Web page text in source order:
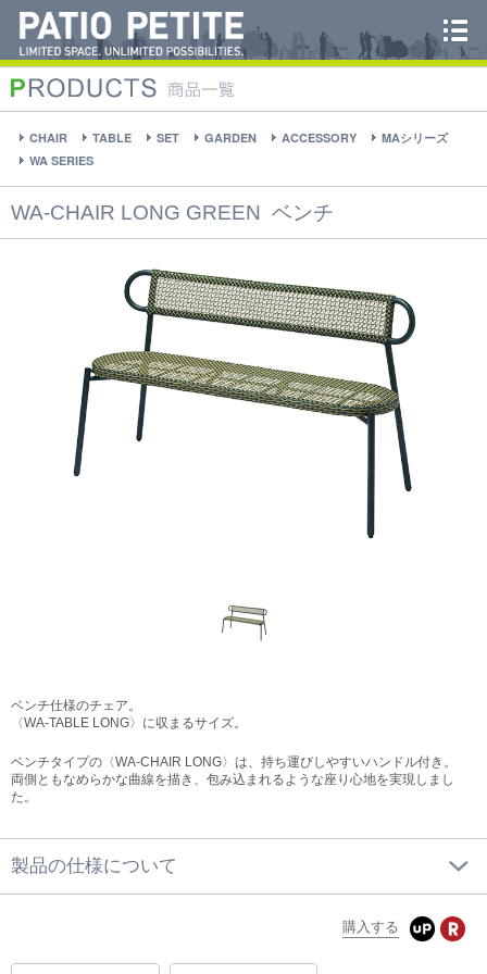
CHAIR TABLE SET GARDEN ACCESSORY
MAシリーズ
WA SERIES
WA-CHAIR LONG GREEN ベンチ
ベンチ仕様のチェア。
〈WA-TABLE LONG〉に収まるサイズ。
ベンチタイプの〈WA-CHAIR LONG〉は、持ち運びしやすいハンドル付き。
両側ともなめらかな曲線を描き、包み込まれるような座り心地を実現しまし
た。
製品の仕様について
購入する